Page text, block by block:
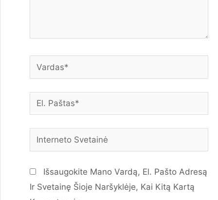
Išsaugokite Mano Vardą, El. Pašto Adresą
Ir Svetainę Šioje Naršyklėje, Kai Kitą Kartą